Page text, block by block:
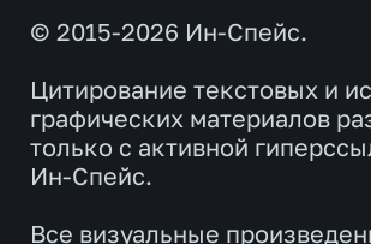
© 2015-2026 Ин-Спейс.
Цитирование текстовых и
графических материалов
только с активной
Ин-Спейс.
Все визуальные